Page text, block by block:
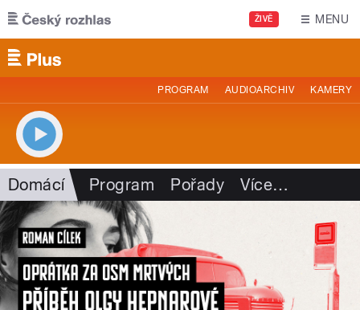
Přejít k hlavnímu obsahu
ŽIVĚ MENU
PROGRAM AUDIOARCHIV KAMERY
Domácí Program Pořady Více…